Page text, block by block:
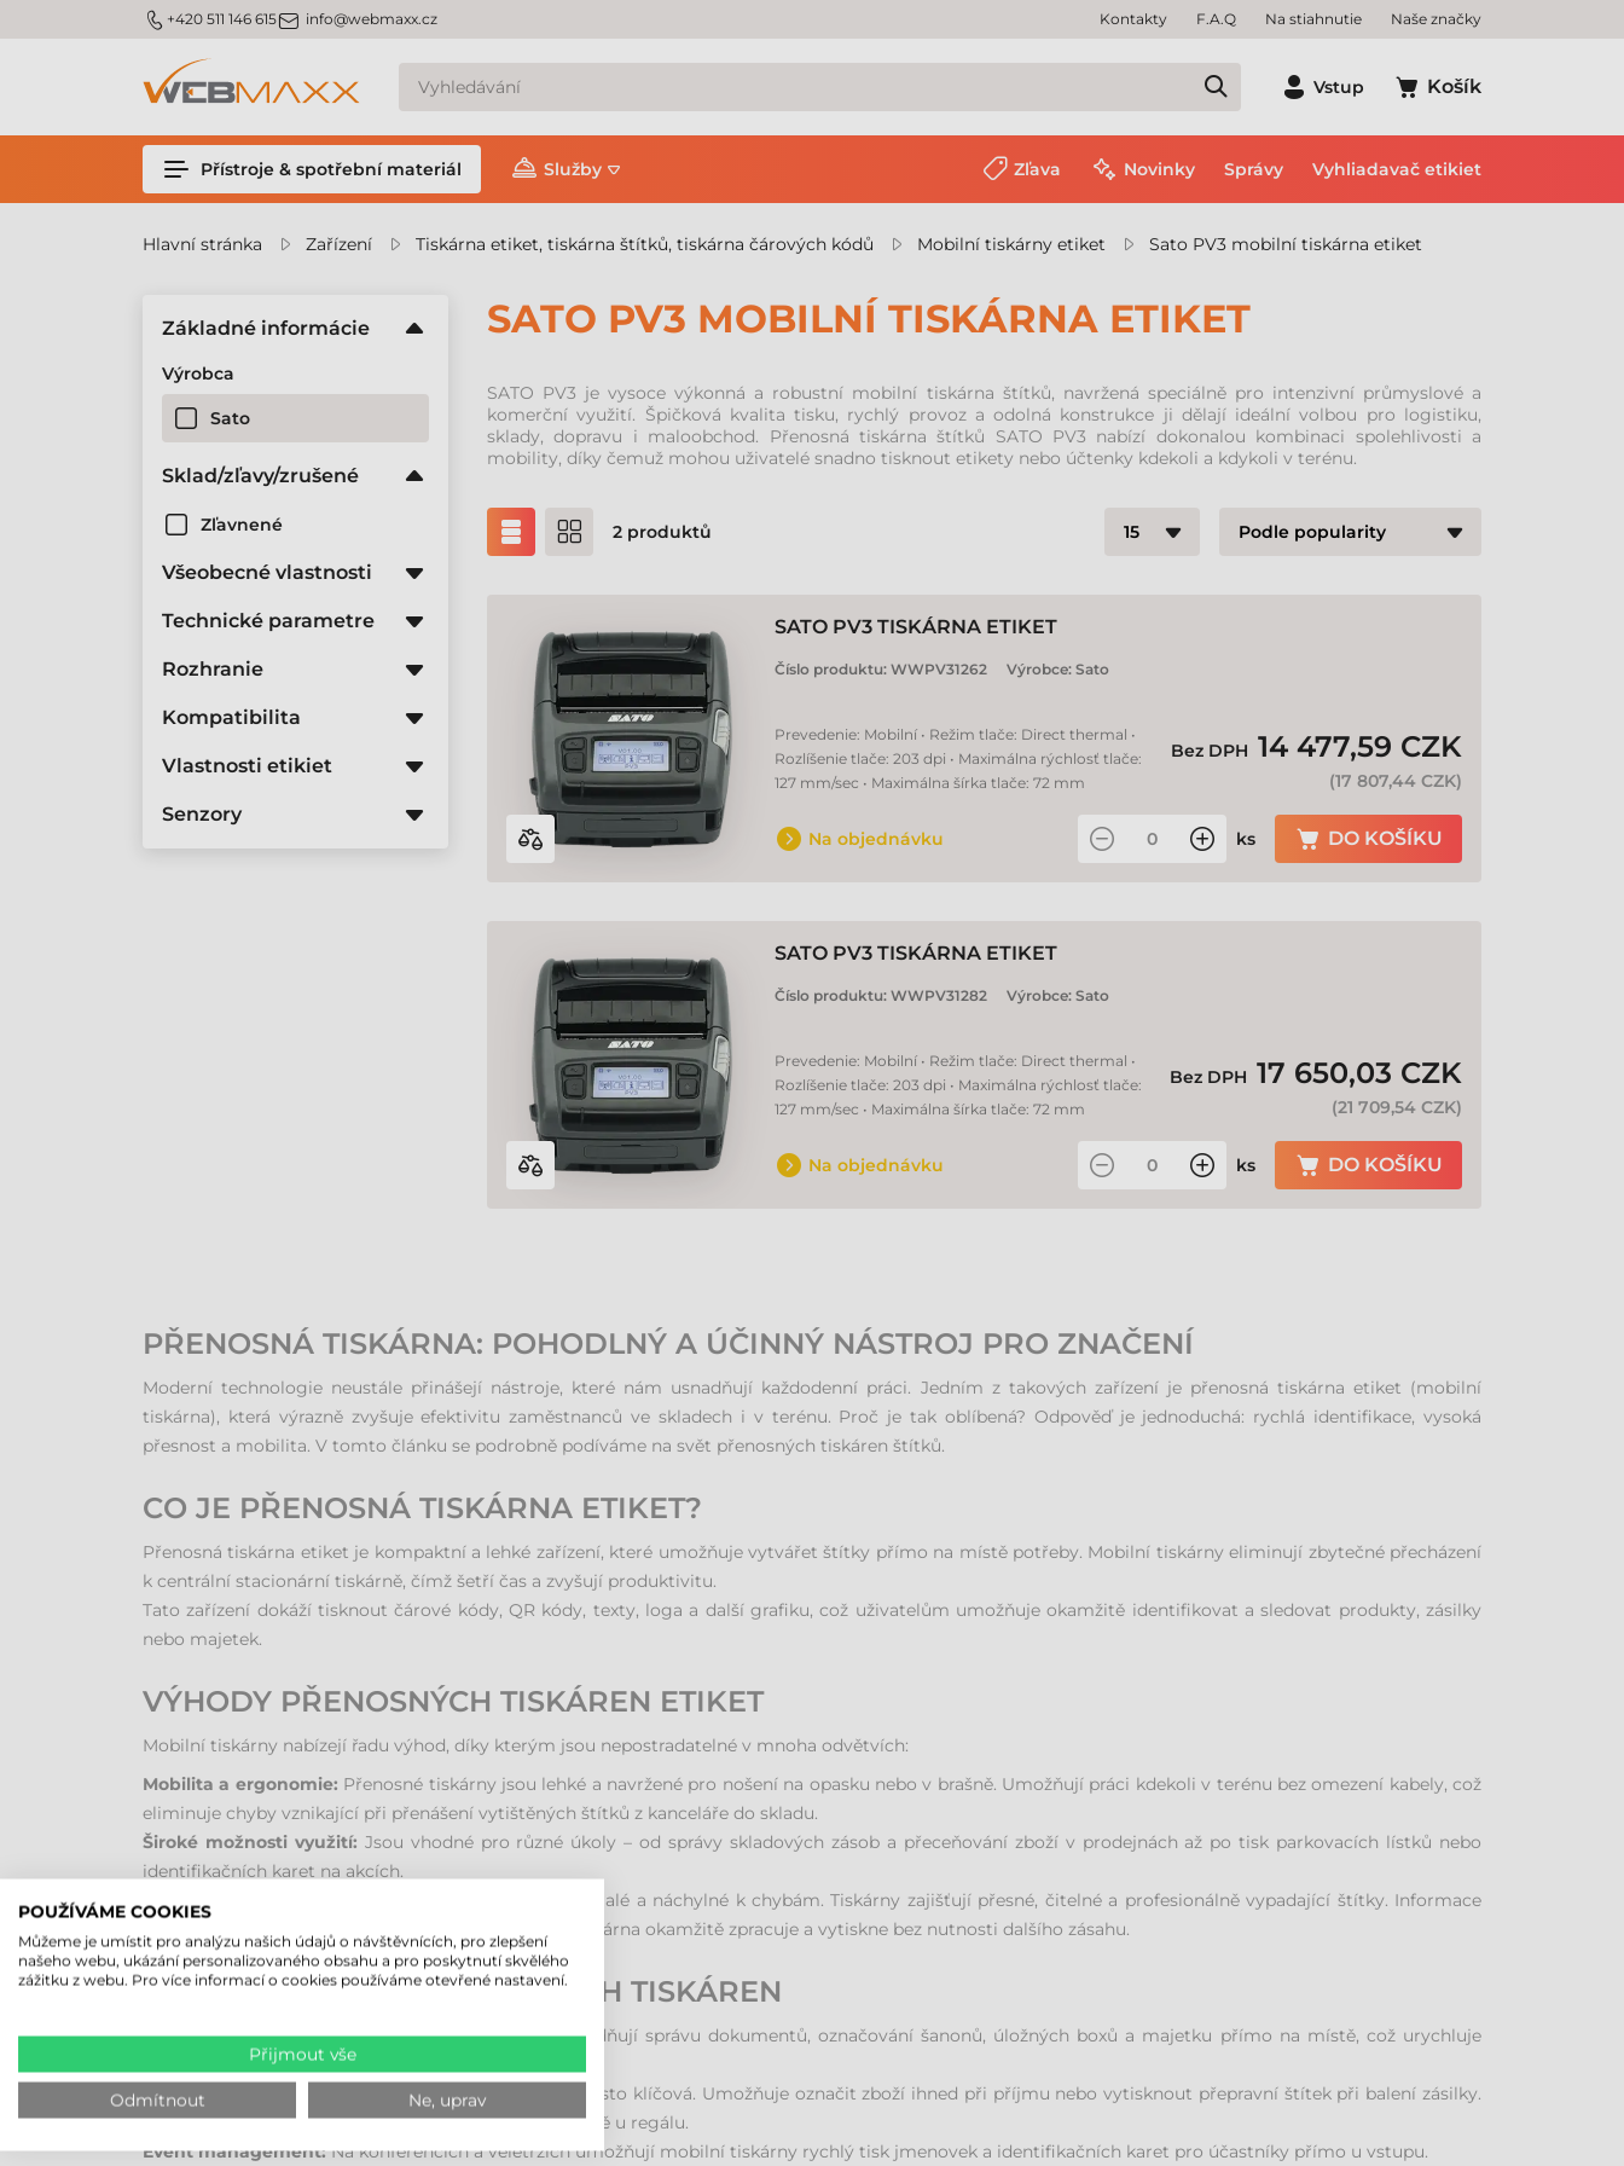
m_phone +420 511 146 615m_email info@webmaxx.cz Kontakty F.A.Q Na stiahnutie Naše značky
Vstup Košík
Přístroje & spotřební materiál Služby Zľava Novinky Správy Vyhliadavač etikiet
Hlavní stránka Zařízení Tiskárna etiket, tiskárna štítků, tiskárna čárových kódů Mobilní tiskárny etiket Sato PV3 mobilní tiskárna etiket
SATO PV3 MOBILNÍ TISKÁRNA ETIKET
SATO PV3 je vysoce výkonná a robustní mobilní tiskárna štítků, navržená speciálně pro intenzivní průmyslové a
komerční využití. Špičková kvalita tisku, rychlý provoz a odolná konstrukce ji dělají ideální volbou pro logistiku,
sklady, dopravu i maloobchod. Přenosná tiskárna štítků SATO PV3 nabízí dokonalou kombinaci spolehlivosti a
mobility, díky čemuž mohou uživatelé snadno tisknout etikety nebo účtenky kdekoli a kdykoli v terénu.
2 produktů
SATO PV3 TISKÁRNA ETIKET
Číslo produktu: WWPV31262 Výrobce: Sato
Prevedenie: Mobilní • Režim tlače: Direct thermal •
Rozlíšenie tlače: 203 dpi • Maximálna rýchlosť tlače:
127 mm/sec • Maximálna šírka tlače: 72 mm
Bez DPH 14 477,59 CZK
(17 807,44 CZK)
Na objednávku ks DO KOŠÍKU
SATO PV3 TISKÁRNA ETIKET
Číslo produktu: WWPV31282 Výrobce: Sato
Prevedenie: Mobilní • Režim tlače: Direct thermal •
Rozlíšenie tlače: 203 dpi • Maximálna rýchlosť tlače:
127 mm/sec • Maximálna šírka tlače: 72 mm
Bez DPH 17 650,03 CZK
(21 709,54 CZK)
Na objednávku ks DO KOŠÍKU
Základné informácie
Výrobca
Sato
Sklad/zľavy/zrušené
Zľavnené
Všeobecné vlastnosti
Technické parametre
Rozhranie
Kompatibilita
Vlastnosti etikiet
Senzory
PŘENOSNÁ TISKÁRNA: POHODLNÝ A ÚČINNÝ NÁSTROJ PRO ZNAČENÍ
Moderní technologie neustále přinášejí nástroje, které nám usnadňují každodenní práci. Jedním z takových zařízení je přenosná tiskárna etiket (mobilní
tiskárna), která výrazně zvyšuje efektivitu zaměstnanců ve skladech i v terénu. Proč je tak oblíbená? Odpověď je jednoduchá: rychlá identifikace, vysoká
přesnost a mobilita. V tomto článku se podrobně podíváme na svět přenosných tiskáren štítků.
CO JE PŘENOSNÁ TISKÁRNA ETIKET?
Přenosná tiskárna etiket je kompaktní a lehké zařízení, které umožňuje vytvářet štítky přímo na místě potřeby. Mobilní tiskárny eliminují zbytečné přecházení
k centrální stacionární tiskárně, čímž šetří čas a zvyšují produktivitu.
Tato zařízení dokáží tisknout čárové kódy, QR kódy, texty, loga a další grafiku, což uživatelům umožňuje okamžitě identifikovat a sledovat produkty, zásilky
nebo majetek.
VÝHODY PŘENOSNÝCH TISKÁREN ETIKET
Mobilní tiskárny nabízejí řadu výhod, díky kterým jsou nepostradatelné v mnoha odvětvích:
Mobilita a ergonomie: Přenosné tiskárny jsou lehké a navržené pro nošení na opasku nebo v brašně. Umožňují práci kdekoli v terénu bez omezení kabely, což
eliminuje chyby vznikající při přenášení vytištěných štítků z kanceláře do skladu.
Široké možnosti využití: Jsou vhodné pro různé úkoly – od správy skladových zásob a přeceňování zboží v prodejnách až po tisk parkovacích lístků nebo
identifikačních karet na akcích.
Efektivita a přesnost:
Ruční vypisování štítků je pomalé a náchylné k chybám. Tiskárny zajišťují přesné, čitelné a profesionálně vypadající štítky. Informace
odeslané z mobilního terminálu nebo smartphonu tiskárna okamžitě zpracuje a vytiskne bez nutnosti dalšího zásahu.
MOŽNOSTI POUŽITÍ MOBILNÍCH TISKÁREN
V kanceláři a administrativě:Mobilní tiskárny usnadňují správu dokumentů, označování šanonů, úložných boxů a majetku přímo na místě, což urychluje
inventarizaci.
Ve skladu a logistice:
Zde je přenosná tiskárna naprosto klíčová. Umožňuje označit zboží ihned při příjmu nebo vytisknout přepravní štítek při balení zásilky.
Chybějící nebo poškozené etikety lze nahradit okamžitě u regálu.
Event management:Na konferencích a veletrzích umožňují mobilní tiskárny rychlý tisk jmenovek a identifikačních karet pro účastníky přímo u vstupu.
POUŽÍVÁME COOKIES
Můžeme je umístit pro analýzu našich údajů o návštěvnících, pro zlepšení
našeho webu, ukázání personalizovaného obsahu a pro poskytnutí skvělého
zážitku z webu. Pro více informací o cookies používáme otevřené nastavení.
Přijmout vše
Odmítnout Ne, uprav